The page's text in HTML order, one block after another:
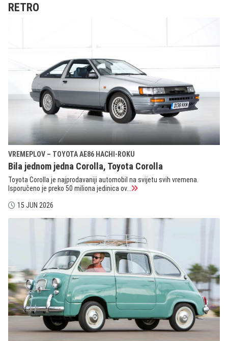
RETRO
VREMEPLOV – TOYOTA AE86 HACHI-ROKU
Bila jednom jedna Corolla, Toyota Corolla
Toyota Corolla je najprodavaniji automobil na svijetu svih vremena.
Isporučeno je preko 50 miliona jedinica ov...
15 JUN 2026